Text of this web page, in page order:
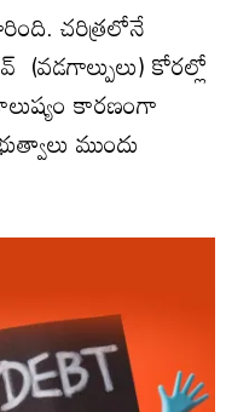
చరిత్రలోనే
(వడగాల్పులు) కోరల్లో
కారణంగా
ముందు